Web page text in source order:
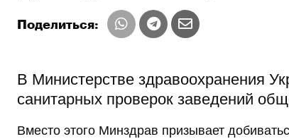
Поделиться:
В Министерстве здравоохранения
санитарных проверок заведений
Вместо этого Минздрав призывает